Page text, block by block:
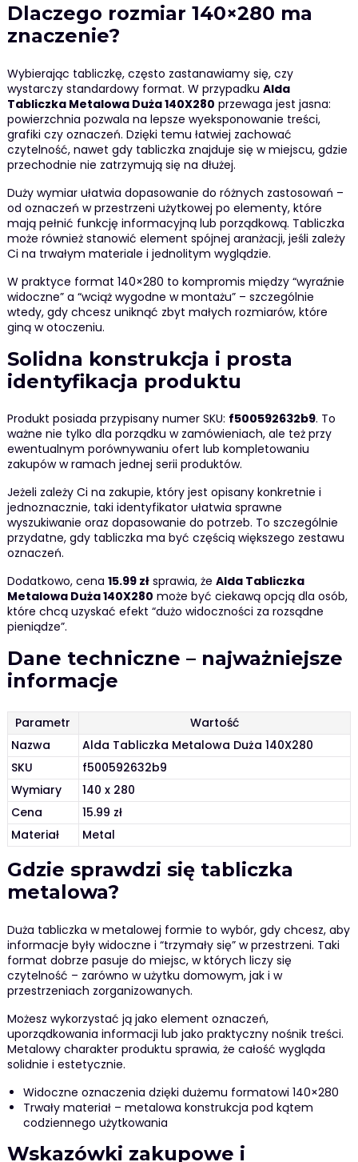
Dlaczego rozmiar 140×280 ma
znaczenie?
Wybierając tabliczkę, często zastanawiamy się, czy
wystarczy standardowy format. W przypadku Alda
Tabliczka Metalowa Duża 140X280 przewaga jest jasna:
powierzchnia pozwala na lepsze wyeksponowanie treści,
grafiki czy oznaczeń. Dzięki temu łatwiej zachować
czytelność, nawet gdy tabliczka znajduje się w miejscu, gdzie
przechodnie nie zatrzymują się na dłużej.
Duży wymiar ułatwia dopasowanie do różnych zastosowań –
od oznaczeń w przestrzeni użytkowej po elementy, które
mają pełnić funkcję informacyjną lub porządkową. Tabliczka
może również stanowić element spójnej aranżacji, jeśli zależy
Ci na trwałym materiale i jednolitym wyglądzie.
W praktyce format 140×280 to kompromis między “wyraźnie
widoczne” a “wciąż wygodne w montażu” – szczególnie
wtedy, gdy chcesz uniknąć zbyt małych rozmiarów, które
giną w otoczeniu.
Solidna konstrukcja i prosta
identyfikacja produktu
Produkt posiada przypisany numer SKU: f500592632b9. To
ważne nie tylko dla porządku w zamówieniach, ale też przy
ewentualnym porównywaniu ofert lub kompletowaniu
zakupów w ramach jednej serii produktów.
Jeżeli zależy Ci na zakupie, który jest opisany konkretnie i
jednoznacznie, taki identyfikator ułatwia sprawne
wyszukiwanie oraz dopasowanie do potrzeb. To szczególnie
przydatne, gdy tabliczka ma być częścią większego zestawu
oznaczeń.
Dodatkowo, cena 15.99 złsprawia, że Alda Tabliczka
Metalowa Duża 140X280 może być ciekawą opcją dla osób,
które chcą uzyskać efekt “dużo widoczności za rozsądne
pieniądze”.
Dane techniczne – najważniejsze
informacje
Parametr
Wartość
Nazwa
Alda Tabliczka Metalowa Duża 140X280
SKU
f500592632b9
Wymiary
140 x 280
Cena
15.99 zł
Materiał
Metal
Gdzie sprawdzi się tabliczka
metalowa?
Duża tabliczka w metalowej formie to wybór, gdy chcesz, aby
informacje były widoczne i “trzymały się” w przestrzeni. Taki
format dobrze pasuje do miejsc, w których liczy się
czytelność – zarówno w użytku domowym, jak i w
przestrzeniach zorganizowanych.
Możesz wykorzystać ją jako element oznaczeń,
uporządkowania informacji lub jako praktyczny nośnik treści.
Metalowy charakter produktu sprawia, że całość wygląda
solidnie i estetycznie.
Widoczne oznaczenia dzięki dużemu formatowi 140×280
Trwały materiał – metalowa konstrukcja pod kątem
codziennego użytkowania
Wskazówki zakupowe i